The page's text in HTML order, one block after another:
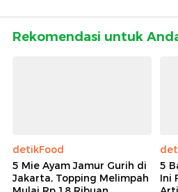
Rekomendasi untuk
detikFood
5 Mie Ayam Jamur Gurih di
Jakarta, Topping Melimpah
5
Ini